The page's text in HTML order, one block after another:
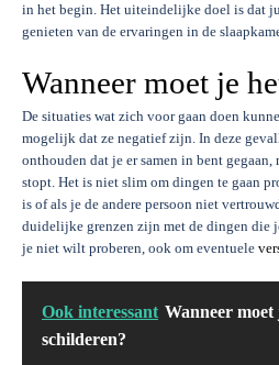
in het begin. Het uiteindelijke doel is dat
genieten van de ervaringen in de
Wanneer moet je
De situaties wat zich voor gaan doen
mogelijk dat ze negatief zijn. In deze
onthouden dat je er samen in bent gegaan,
stopt. Het is niet slim om dingen te gaan
is of als je de andere persoon niet
duidelijke grenzen zijn met de dingen die
je niet wilt proberen, ook om eventuele
Ook interessant Wanneer moet
schilderen?